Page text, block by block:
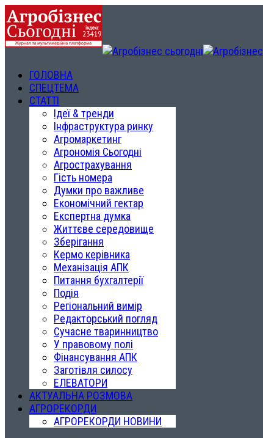
ГОЛОВНА
СПЕЦТЕМА
СТАТТІ
Ідеї & тренди
Інфраструктура ринку
Агромаркетинг
Агрономія Сьогодні
Агрострахування
Гість номера
Думки про важливе
Економічний гектар
Експертна думка
Життєве середовище
Зберігання
Кермо керівника
Механізація АПК
Питання бухгалтерії
Подія
Регіональний вимір
Редакторський погляд
Сучасне тваринництво
У правовому полі
Фінансування АПК
Заготівля силосу
ЕЛЕВАТОРИ
АКТУАЛЬНА РОЗМОВА
АГРОРЕКОРДИ
АГРОРЕКОРДИ НОВИНИ